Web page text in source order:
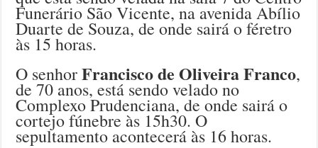
Funerário São Vicente, na avenida Abílio
Duarte de Souza, de onde sairá o féretro
às 15 horas.
O senhorFrancisco de Oliveira Franco,
de 70 anos, está sendo velado no
Complexo Prudenciana, de onde sairá o
cortejo fúnebre às 15h30. O
sepultamento acontecerá às 16 horas.